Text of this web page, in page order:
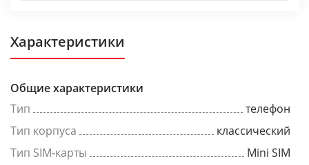
Характеристики
Общие характеристики
Тип
телефон
Тип корпуса
классический
Тип SIM-карты
Mini SIM